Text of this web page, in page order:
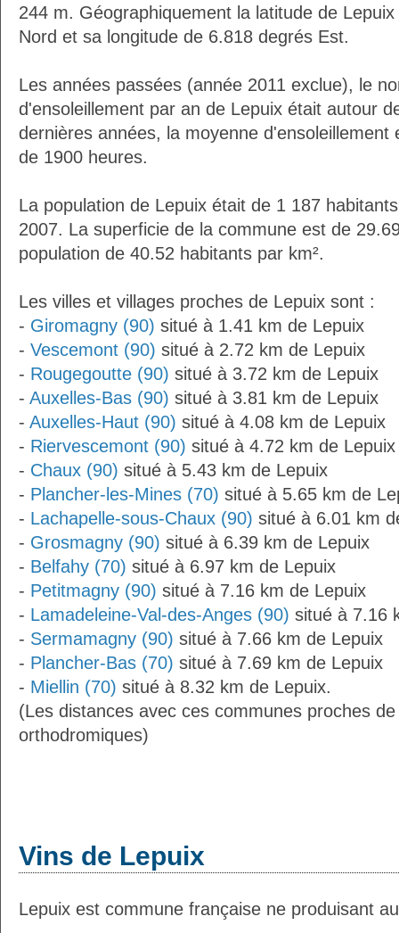
244 m. Géographiquement la latitude de
Nord et sa longitude de 6.818 degrés Est.
Les années passées (année 2011 exclue), le
d'ensoleillement par an de Lepuix était autour
dernières années, la moyenne d'ensoleillement
de 1900 heures.
La population de Lepuix était de 1 187
2007. La superficie de la commune est de
population de 40.52 habitants par km².
Les villes et villages proches de Lepuix sont :
- Giromagny (90) situé à 1.41 km de Lepuix
- Vescemont (90) situé à 2.72 km de Lepuix
- Rougegoutte (90) situé à 3.72 km de Lepuix
- Auxelles-Bas (90) situé à 3.81 km de Lepuix
- Auxelles-Haut (90) situé à 4.08 km de Lepuix
- Riervescemont (90) situé à 4.72 km de Lepuix
- Chaux (90) situé à 5.43 km de Lepuix
- Plancher-les-Mines (70) situé à 5.65 km de
- Lachapelle-sous-Chaux (90) situé à 6.01 km
- Grosmagny (90) situé à 6.39 km de Lepuix
- Belfahy (70) situé à 6.97 km de Lepuix
- Petitmagny (90) situé à 7.16 km de Lepuix
- Lamadeleine-Val-des-Anges (90) situé à 7.16
- Sermamagny (90) situé à 7.66 km de Lepuix
- Plancher-Bas (70) situé à 7.69 km de Lepuix
- Miellin (70) situé à 8.32 km de Lepuix.
(Les distances avec ces communes proches
orthodromiques)
Vins de Lepuix
Lepuix est commune française ne produisant